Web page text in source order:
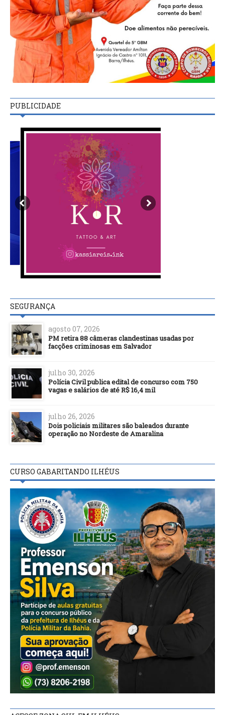
PUBLICIDADE
SEGURANÇA
agosto 07, 2026
PM retira 88 câmeras clandestinas usadas por
facções criminosas em Salvador
julho 30, 2026
Polícia Civil publica edital de concurso com 750
vagas e salários de até R$ 16,4 mil
julho 26, 2026
Dois policiais militares são baleados durante
operação no Nordeste de Amaralina
CURSO GABARITANDO ILHÉUS